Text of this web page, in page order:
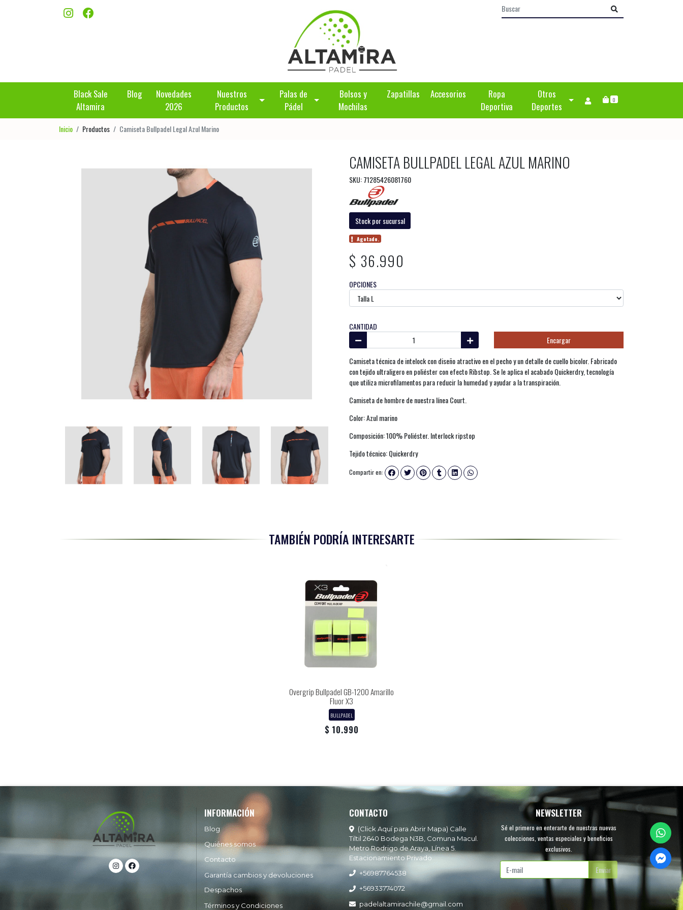
Black Sale
Altamira
Blog
Novedades
2026
Nuestros
Productos
Palas de
Pádel
Bolsos y
Mochilas
Zapatillas Accesorios
Ropa
Deportiva
Otros
Deportes
0
Inicio Productos Camiseta Bullpadel Legal Azul Marino
CAMISETA BULLPADEL LEGAL AZUL MARINO
SKU: 71285426081760
Stock por sucursal
Agotado.
$ 36.990
OPCIONES
CANTIDAD
Encargar
Camiseta técnica de intelock con diseño atractivo en el pecho y un detalle de cuello bicolor. Fabricado
con tejido ultraligero en poliéster con efecto Ribstop. Se le aplica el acabado Quickerdry, tecnología
que utiliza microfilamentos para reducir la humedad y ayudar a la transpiración.
Camiseta de hombre de nuestra línea Court.
Color: Azul marino
Composición: 100% Poliéster. Interlock ripstop
Tejido técnico: Quickerdry
Compartir en:
TAMBIÉN PODRÍA INTERESARTE
Overgrip Bullpadel GB-1200 Amarillo
Fluor X3
BULLPADEL
$ 10.990
INFORMACIÓN
Blog
Quiénes somos
Contacto
Garantía cambios y devoluciones
Despachos
Términos y Condiciones
CONTACTO
(Click Aquí para Abrir Mapa) Calle
Tiltil 2640 Bodega N3B, Comuna Macul.
Metro Rodrigo de Araya, Línea 5.
Estacionamiento Privado
+56987764538
+56933774072
padelaltamirachile@gmail.com
NEWSLETTER
Sé el primero en enterarte de nuestras nuevas
colecciones, ventas especiales y beneficios
exclusivos.
Enviar